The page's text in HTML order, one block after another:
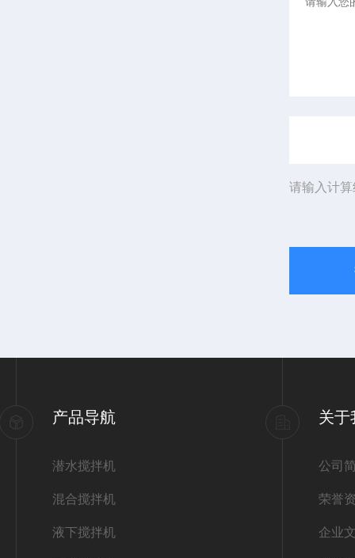
请输入计
产品导航
潜水搅拌机
混合搅拌机
液下搅拌机
关于
公司
荣誉
企业